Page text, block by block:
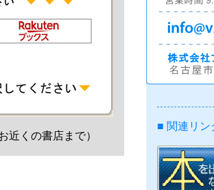
近くの書店まで）
■ 関連リン